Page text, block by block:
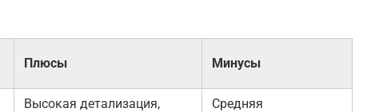
Плюсы Минусы
Высокая детализация,
Средняя